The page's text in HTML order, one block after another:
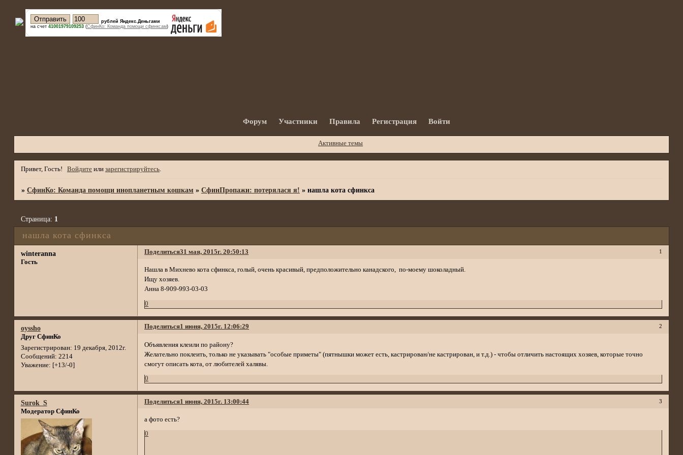
рублей Яндекс.Деньгами
на счет 41001979109253(СфинКо: Команда помощи сфинксам)
Форум Участники Правила Регистрация Войти
Активные темы
Привет, Гость! Войдите или зарегистрируйтесь.
» СфинКо: Команда помощи инопланетным кошкам » СфинПропажи: потерялася я! » нашла кота сфинкса
нашла кота сфинкса
Страница: 1
Поделиться 1
31 мая, 2015г. 20:50:13
winteranna
Гость
Нашла в Михнево кота сфинкса, голый, очень красивый, предположительно канадского, по-моему шоколадный.
Ищу хозяев.
Анна 8-909-993-03-03
0
Поделиться 2
1 июня, 2015г. 12:06:29
oyssho
Друг СфинКо
Зарегистрирован: 19 декабря, 2012г.
Сообщений: 2214
Уважение: [+13/-0]
Объявления клеили по району?
Желательно поклеить, только не указывать "особые приметы" (пятнышки может есть, кастрирован/не кастрирован, и т.д.) - чтобы отличить настоящих хозяев, которые точно
смогут описать кота, от любителей халявы.
0
Поделиться 3
1 июня, 2015г. 13:00:44
Surok_S
Модератор СфинКо
а фото есть?
0